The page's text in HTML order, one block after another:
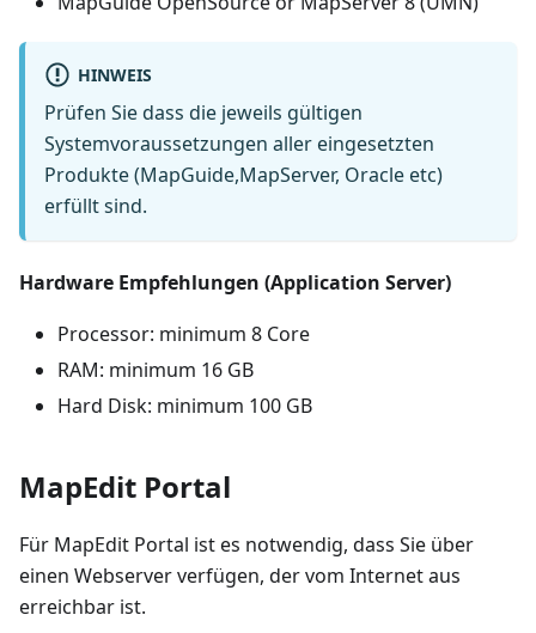
HINWEIS
Prüfen Sie dass die jeweils gültigen
Systemvoraussetzungen aller eingesetzten
Produkte (MapGuide,MapServer, Oracle etc)
erfüllt sind.
Hardware Empfehlungen (Application Server)
Processor: minimum 8 Core
RAM: minimum 16 GB
Hard Disk: minimum 100 GB
MapEdit Portal
Für MapEdit Portal ist es notwendig, dass Sie über
einen Webserver verfügen, der vom Internet aus
erreichbar ist.